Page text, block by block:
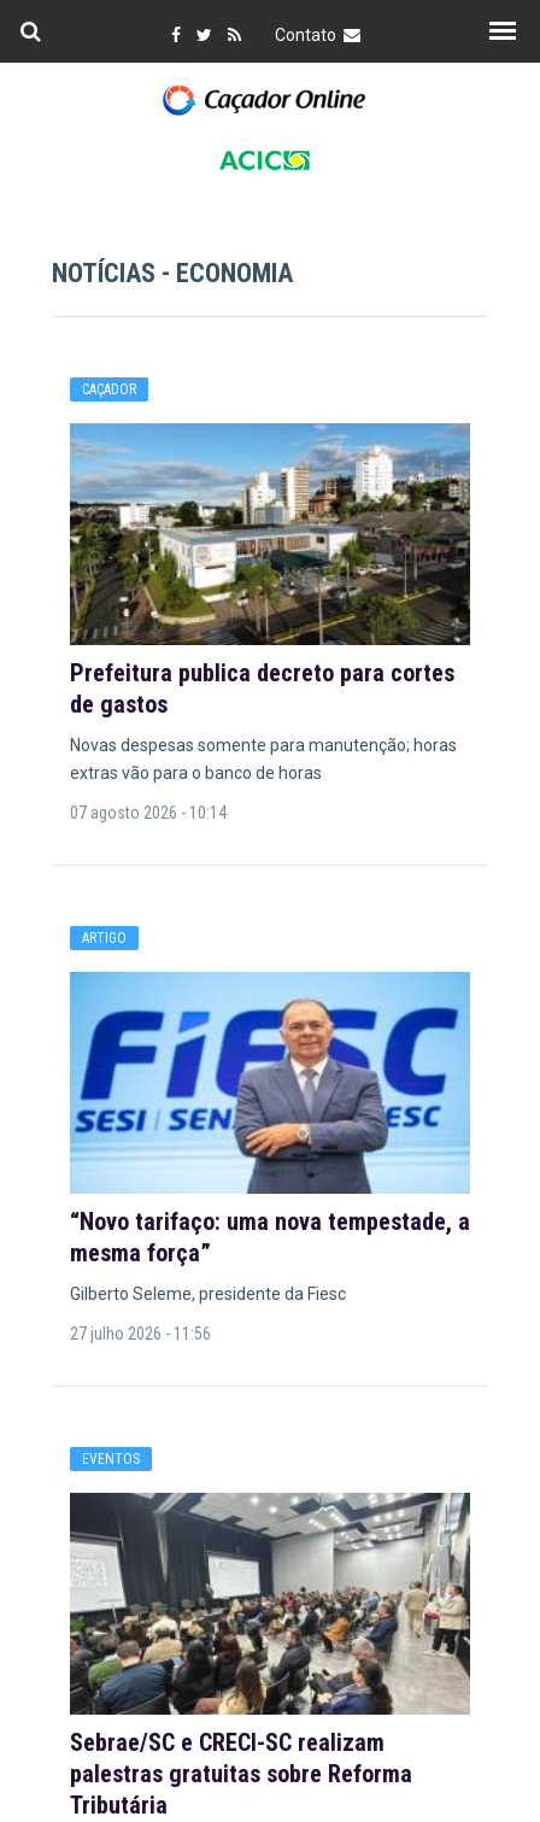
Contato
NOTÍCIAS - ECONOMIA
CAÇADOR
Prefeitura publica decreto para cortes
de gastos
Novas despesas somente para manutenção; horas
extras vão para o banco de horas
07 agosto 2026 - 10:14
ARTIGO
“Novo tarifaço: uma nova tempestade, a
mesma força”
Gilberto Seleme, presidente da Fiesc
27 julho 2026 - 11:56
EVENTOS
Sebrae/SC e CRECI-SC realizam
palestras gratuitas sobre Reforma
Tributária